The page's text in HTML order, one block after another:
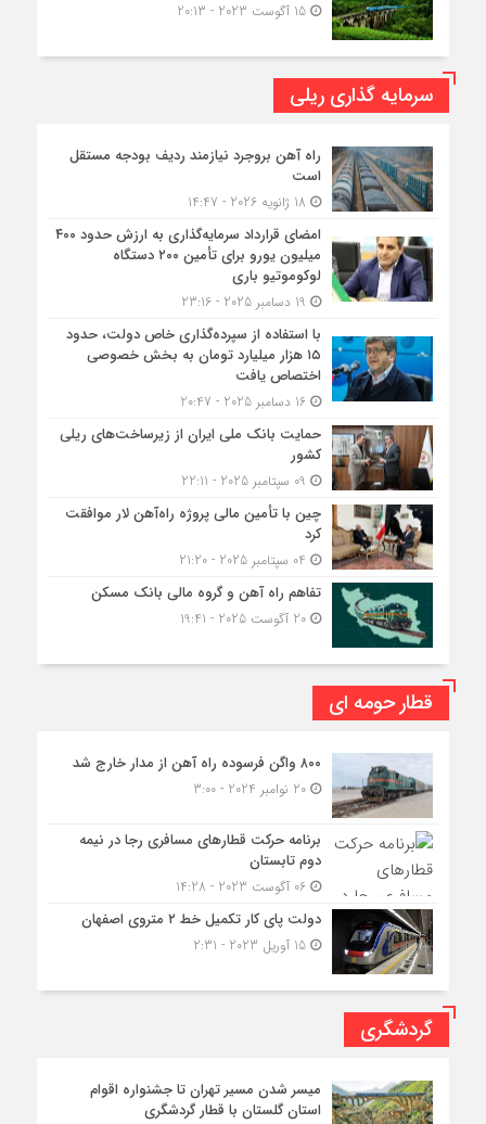
15 آگوست 2023 - 20:13
سرمایه گذاری ریلی
راه آهن بروجرد نیازمند ردیف بودجه مستقل
است
امضای قرارداد سرمایه‌گذاری به ارزش حدود ۴۰۰
میلیون یورو برای تأمین ۲۰۰ دستگاه
لوکوموتیو باری
با استفاده از سپرده‌گذاری خاص دولت، حدود
۱۵ هزار میلیارد تومان به بخش خصوصی
اختصاص یافت
16 دسامبر 2025 - 20:47
حمایت بانک ملی ایران از زیرساخت‌های ریلی
کشور
چین با تأمین مالی پروژه راه‌آهن لار موافقت
کرد
تفاهم راه آهن و گروه مالی بانک مسکن
20 آگوست 2025 - 19:41
قطار حومه ای
۸۰۰ واگن فرسوده راه آهن از مدار خارج شد
20 نوامبر 2024 - 3:00
برنامه حرکت قطارهای مسافری رجا در نیمه
دوم تابستان
06 آگوست 2023 - 14:28
دولت پای کار تکمیل خط ۲ متروی اصفهان
15 آوریل 2023 - 2:31
گردشگری
میسر شدن مسیر تهران تا جشنواره اقوام
استان گلستان با قطار گردشگری